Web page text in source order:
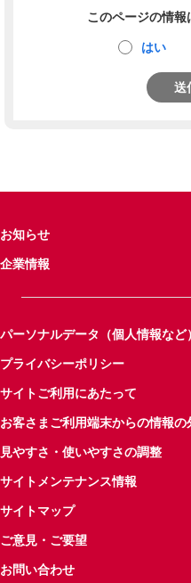
このページの情報
はい
送
お知らせ
企業情報
パーソナルデータ（個人情報など
プライバシーポリシー
サイトご利用にあたって
お客さまご利用端末からの情報の
見やすさ・使いやすさの調整
サイトメンテナンス情報
サイトマップ
ご意見・ご要望
お問い合わせ